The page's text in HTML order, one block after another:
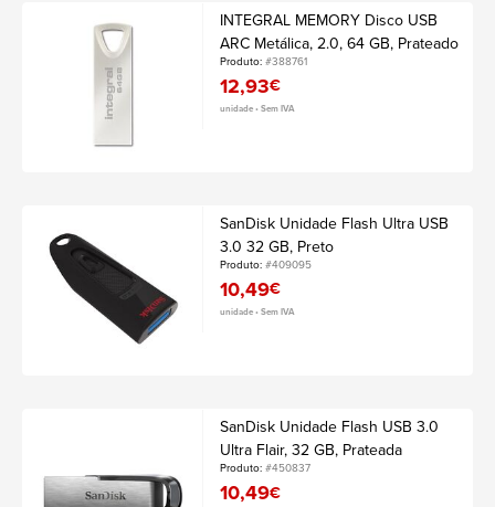
INTEGRAL MEMORY Disco USB
ARC Metálica, 2.0, 64 GB, Prateado
Produto:#388761
12,93€
unidade • Sem IVA
SanDisk Unidade Flash Ultra USB
3.0 32 GB, Preto
Produto:#409095
10,49€
unidade • Sem IVA
SanDisk Unidade Flash USB 3.0
Ultra Flair, 32 GB, Prateada
Produto:#450837
10,49€